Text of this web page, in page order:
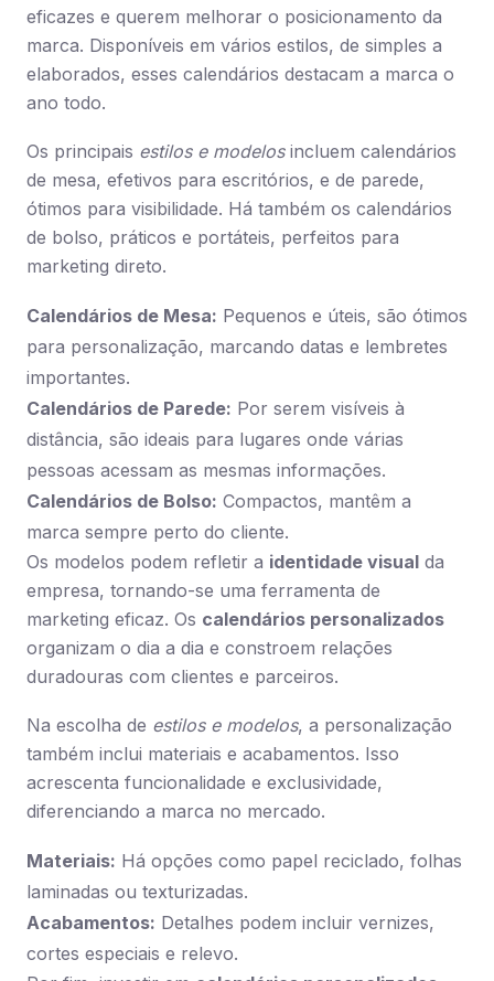
eficazes e querem melhorar o posicionamento da
marca. Disponíveis em vários estilos, de simples a
elaborados, esses calendários destacam a marca o
ano todo.
Os principais estilos e modelosincluem calendários
de mesa, efetivos para escritórios, e de parede,
ótimos para visibilidade. Há também os calendários
de bolso, práticos e portáteis, perfeitos para
marketing direto.
Calendários de Mesa: Pequenos e úteis, são ótimos
para personalização, marcando datas e lembretes
importantes.
Calendários de Parede: Por serem visíveis à
distância, são ideais para lugares onde várias
pessoas acessam as mesmas informações.
Calendários de Bolso: Compactos, mantêm a
marca sempre perto do cliente.
Os modelos podem refletir a identidade visual da
empresa, tornando-se uma ferramenta de
marketing eficaz. Os calendários personalizados
organizam o dia a dia e constroem relações
duradouras com clientes e parceiros.
Na escolha de estilos e modelos, a personalização
também inclui materiais e acabamentos. Isso
acrescenta funcionalidade e exclusividade,
diferenciando a marca no mercado.
Materiais: Há opções como papel reciclado, folhas
laminadas ou texturizadas.
Acabamentos: Detalhes podem incluir vernizes,
cortes especiais e relevo.